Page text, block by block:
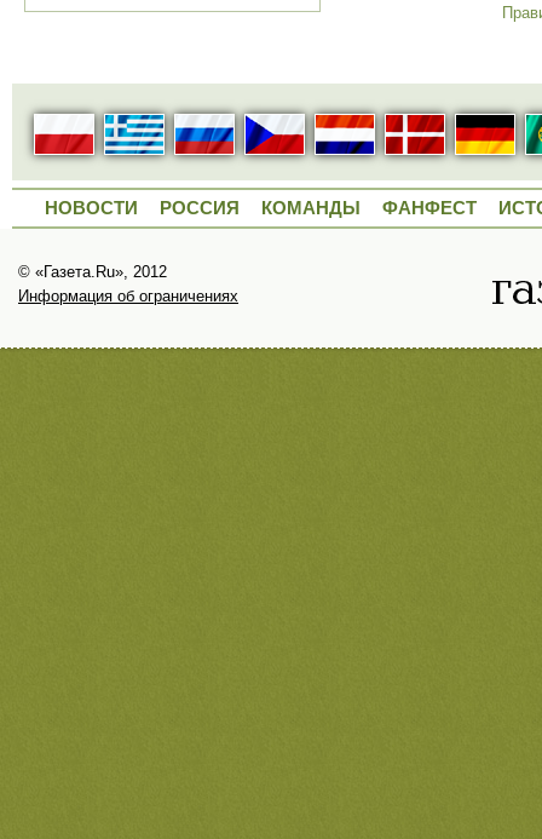
НОВОСТИ РОССИЯ КОМАНДЫ ФАНФЕСТ
© «Газета.Ru», 2012
Информация об ограничениях